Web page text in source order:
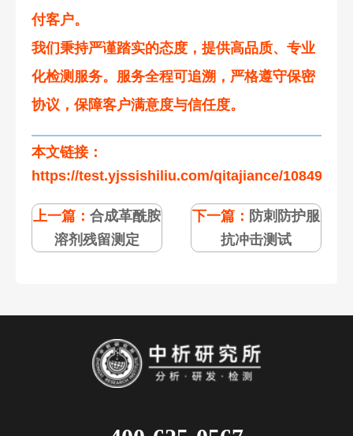
付客户。
我们秉持严谨踏实的态度，提供高品质、专业
化检测服务。服务全程可追溯，严格遵守保密
协议，保障客户满意度与信任度。
本文链接：
https://test.yjssishiliu.com/qitajiance/
上一篇： 合成革酰胺
溶剂残留测定
下一篇： 防刺防护服
抗冲击测试